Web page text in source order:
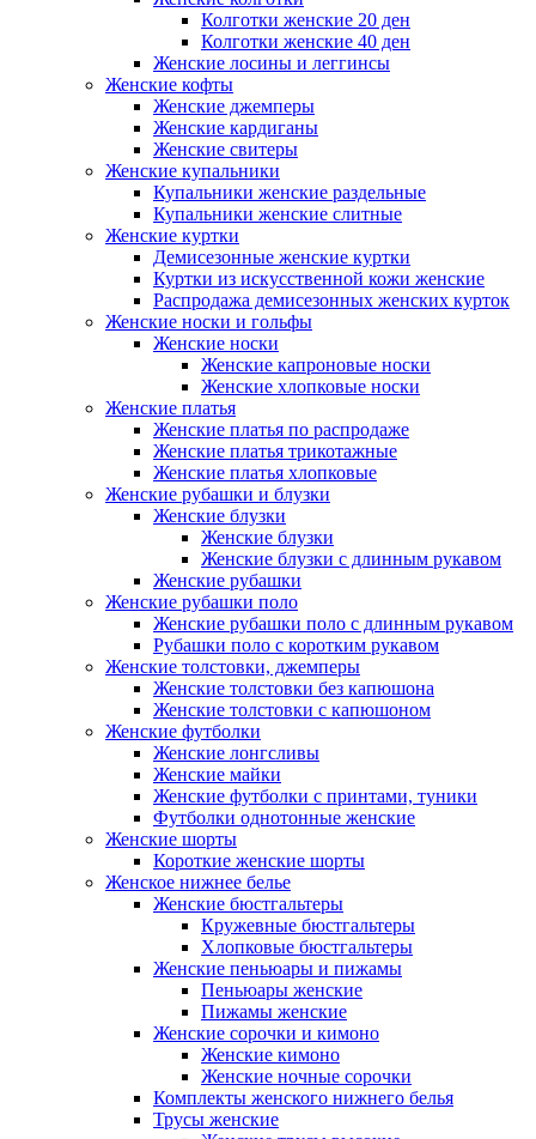
Колготки женские 20 ден
Колготки женские 40 ден
Женские лосины и леггинсы
Женские кофты
Женские джемперы
Женские кардиганы
Женские свитеры
Женские купальники
Купальники женские раздельные
Купальники женские слитные
Женские куртки
Демисезонные женские куртки
Куртки из искусственной кожи женские
Распродажа демисезонных женских курток
Женские носки и гольфы
Женские носки
Женские капроновые носки
Женские хлопковые носки
Женские платья
Женские платья по распродаже
Женские платья трикотажные
Женские платья хлопковые
Женские рубашки и блузки
Женские блузки
Женские блузки
Женские блузки с длинным рукавом
Женские рубашки
Женские рубашки поло
Женские рубашки поло с длинным рукавом
Рубашки поло с коротким рукавом
Женские толстовки, джемперы
Женские толстовки без капюшона
Женские толстовки с капюшоном
Женские футболки
Женские лонгсливы
Женские майки
Женские футболки с принтами, туники
Футболки однотонные женские
Женские шорты
Короткие женские шорты
Женское нижнее белье
Женские бюстгальтеры
Кружевные бюстгальтеры
Хлопковые бюстгальтеры
Женские пеньюары и пижамы
Пеньюары женские
Пижамы женские
Женские сорочки и кимоно
Женские кимоно
Женские ночные сорочки
Комплекты женского нижнего белья
Трусы женские